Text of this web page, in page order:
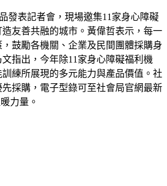
發表記者會，現場邀集11家身心障礙
友善共融的城市。黃偉哲表示，每一
鼓勵各機關、企業及民間團體採購身
指出，今年除11家身心障礙福利機
練所展現的多元能力與產品價值。社
採購，電子型錄可至社會局官網最新
力量。